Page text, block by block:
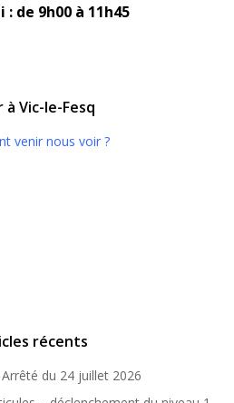
: de 9h00 à 11h45
à Vic-le-Fesq
venir nous voir ?
récents
du 24 juillet 2026